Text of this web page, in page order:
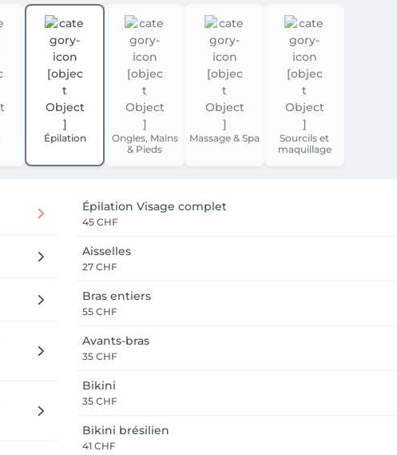
Épilation
Ongles, Mains
& Pieds
Massage & Spa
Sourcils et
maquillage
Épilation Visage complet
45 CHF
Aisselles
27 CHF
Bras entiers
55 CHF
Avants-bras
35 CHF
Bikini
35 CHF
Bikini brésilien
41 CHF